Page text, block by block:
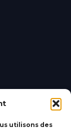
utilisons des